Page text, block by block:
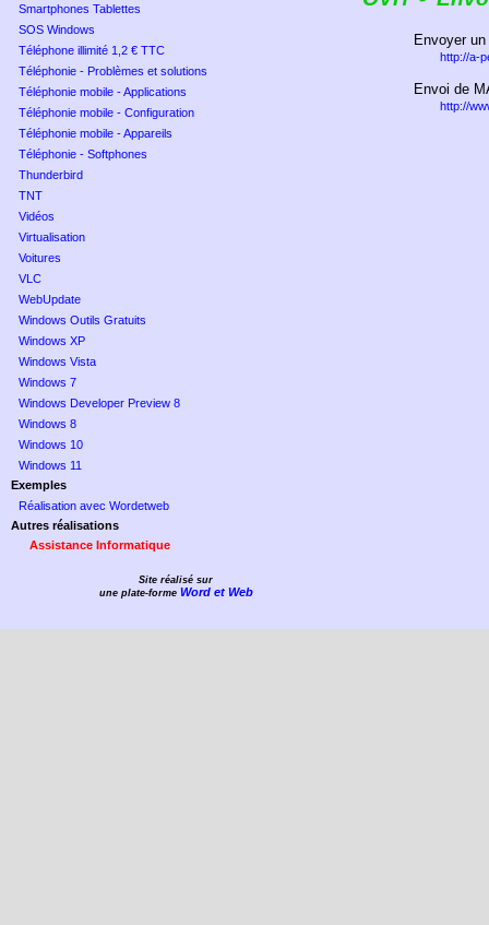
Smartphones Tablettes
SOS Windows
Téléphone illimité 1,2 € TTC
Téléphonie - Problèmes et solutions
Téléphonie mobile - Applications
Téléphonie mobile - Configuration
Téléphonie mobile - Appareils
Téléphonie - Softphones
Thunderbird
TNT
Vidéos
Virtualisation
Voitures
VLC
WebUpdate
Windows Outils Gratuits
Windows XP
Windows Vista
Windows 7
Windows Developer Preview 8
Windows 8
Windows 10
Windows 11
Exemples
Réalisation avec Wordetweb
Autres réalisations
Assistance Informatique
Site réalisé sur
une plate-forme Word et Web
Envoyer
http://a-
Envoi de
http://